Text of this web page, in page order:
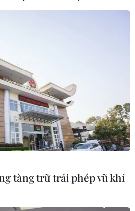
không thể hạ
lở đất ở 8 tỉnh
Hóa
Xem thêm
tàng trữ trái phép vũ khí